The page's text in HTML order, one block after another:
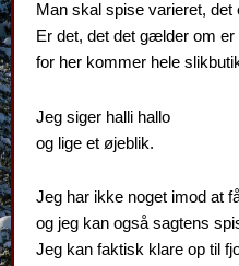
Man skal spise varieret, det
Er det, det det gælder om
for her kommer hele
Jeg siger halli hallo
og lige et øjeblik.
Jeg har ikke noget imod at
og jeg kan også sagtens
Jeg kan faktisk klare op til